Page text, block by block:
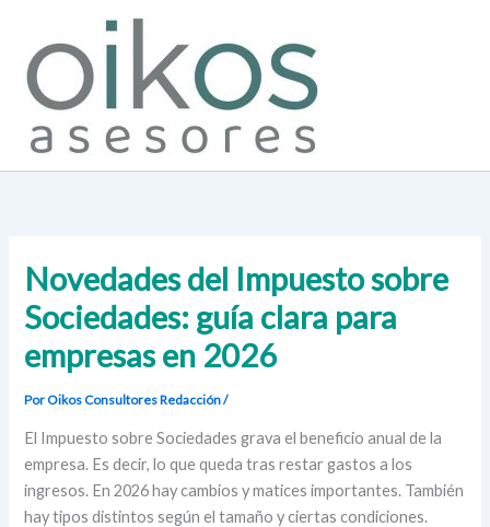
contenido
Novedades del Impuesto sobre
Sociedades: guía clara para
empresas en 2026
Por Oikos ConsultoresRedacción/
El Impuesto sobre Sociedades grava el beneficio anual de la
empresa. Es decir, lo que queda tras restar gastos a los
ingresos. En 2026 hay cambios y matices importantes. También
hay tipos distintos según el tamaño y ciertas condiciones.